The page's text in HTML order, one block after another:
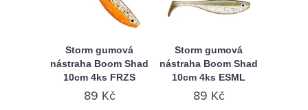
Storm gumová
nástraha Boom Shad
10cm 4ks FRZS
89 Kč
Storm gumová
nástraha Boom Shad
10cm 4ks ESML
89 Kč